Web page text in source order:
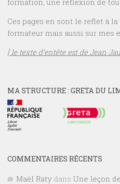
formation, une réflexion de
Ces pages en sont le reflet à
formateur mais aussi sur mes
[ le texte d’entête est de Jean
MA STRUCTURE : GRETA DU
COMMENTAIRES RÉCENTS
Maël Raty dans Une leçon